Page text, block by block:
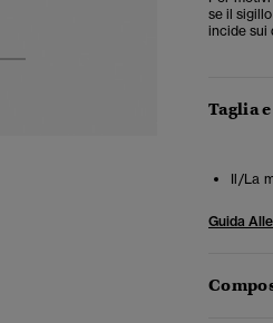
se il
incide sui
Taglia
Il/La
Guida